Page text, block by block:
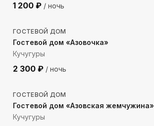
1 200 ₽ / ночь
257м до моря
ГОСТЕВОЙ ДОМ
Гостевой дом «Азовочка»
Кучугуры
2 300 ₽ / ночь
118 м до моря
ГОСТЕВОЙ ДОМ
Гостевой дом «Азовская жемчужина»
Кучугуры